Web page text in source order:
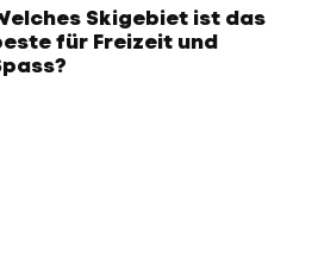
Skigebiet ist das
für Freizeit und